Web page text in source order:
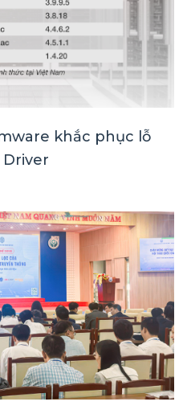
khắc phục lỗ